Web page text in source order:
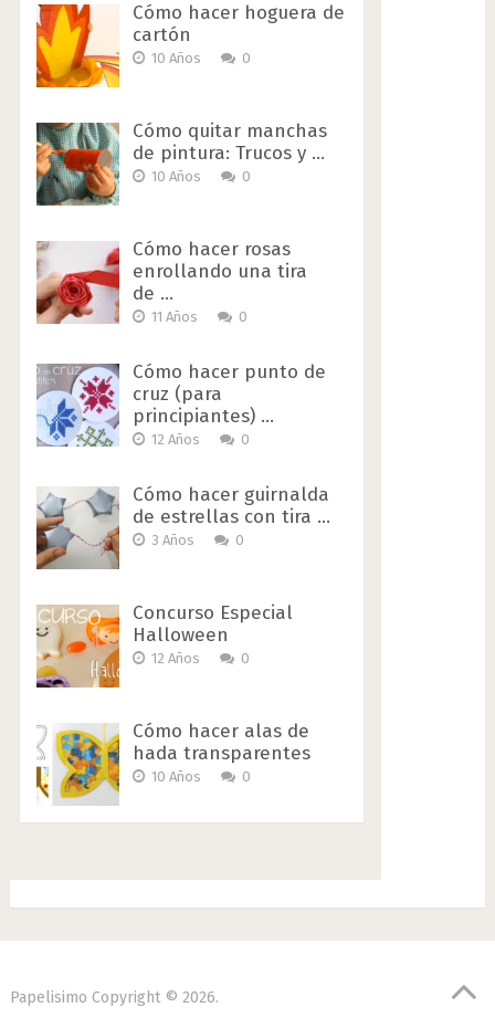
Cómo hacer hoguera de
cartón
10 Años 0
Cómo quitar manchas
de pintura: Trucos y …
10 Años 0
Cómo hacer rosas
enrollando una tira
de …
11 Años 0
Cómo hacer punto de
cruz (para
principiantes) …
12 Años 0
Cómo hacer guirnalda
de estrellas con tira …
3 Años 0
Concurso Especial
Halloween
12 Años 0
Cómo hacer alas de
hada transparentes
10 Años 0
Papelisimo Copyright © 2026.